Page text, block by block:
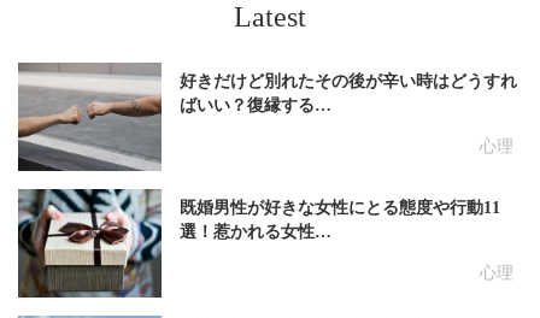
Latest
心理
好きだけど別れたその後が辛い時はどうすれ
ばいい？復縁する…
心理
既婚男性が好きな女性にとる態度や行動11
選！惹かれる女性…